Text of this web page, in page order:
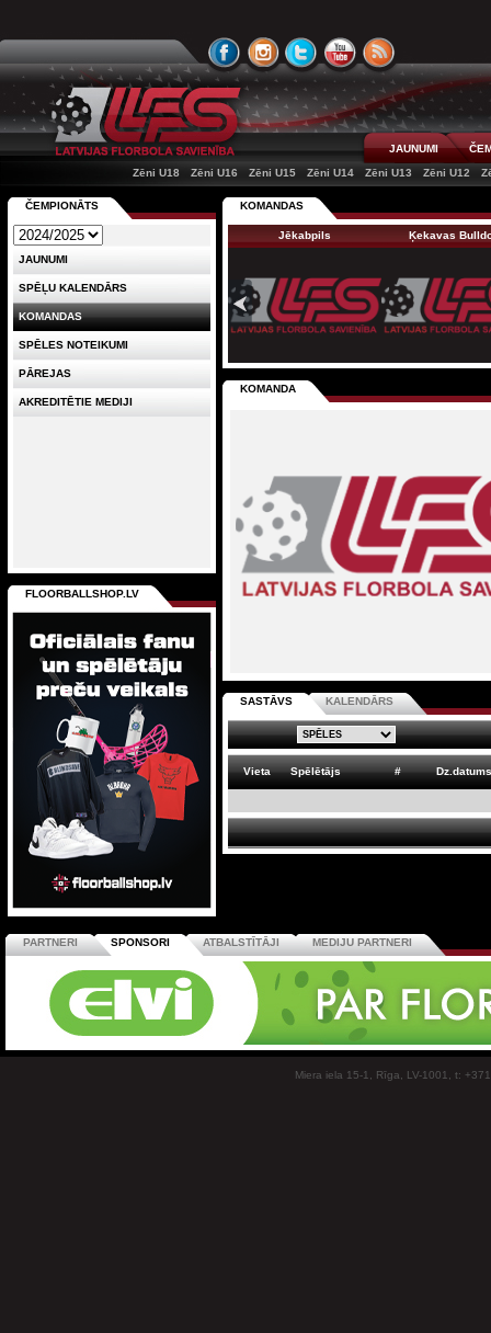
JAUNUMI
Zēni U18
Zēni U16 Zēni U15 Zēni U14 Zēni U13 Zēni U12
KOMANDAS
Jēkabpils Ķekavas
KOMANDA
SASTĀVS KALENDĀRS
Vieta Spēlētājs # Dz.datums
ČEMPIONĀTS
JAUNUMI
SPĒĻU KALENDĀRS
KOMANDAS
SPĒLES NOTEIKUMI
PĀREJAS
AKREDITĒTIE MEDIJI
FLOORBALLSHOP.LV
PARTNERI SPONSORI ATBALSTĪTĀJI MEDIJU PARTNERI
Miera iela 15-1, Rīga, LV-1001, t: